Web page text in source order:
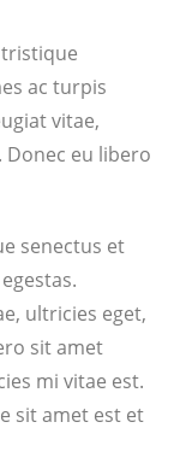
ac turpis
vitae,
eu libero
senectus et
ultricies eget,
sit amet
mi vitae est.
sit amet est et